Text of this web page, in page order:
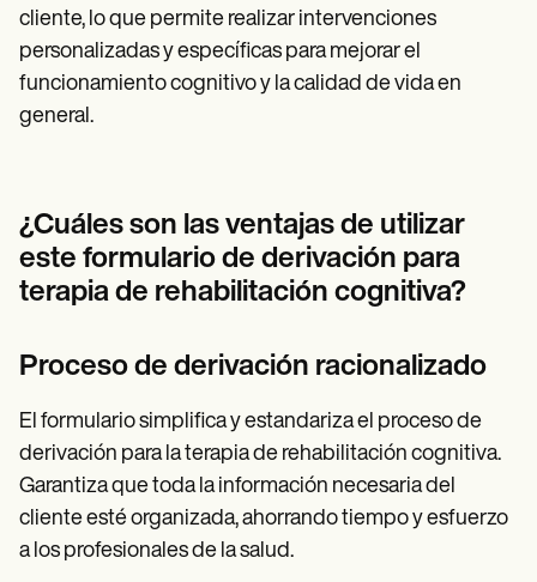
cliente, lo que permite realizar intervenciones
personalizadas y específicas para mejorar el
funcionamiento cognitivo y la calidad de vida en
general.
¿Cuáles son las ventajas de utilizar
este formulario de derivación para
terapia de rehabilitación cognitiva?
Proceso de derivación racionalizado
El formulario simplifica y estandariza el proceso de
derivación para la terapia de rehabilitación cognitiva.
Garantiza que toda la información necesaria del
cliente esté organizada, ahorrando tiempo y esfuerzo
a los profesionales de la salud.